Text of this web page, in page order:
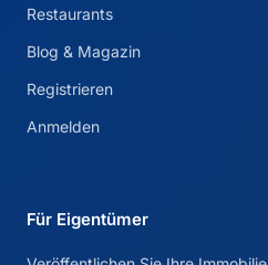
Restaurants
Blog & Magazin
Registrieren
Anmelden
Für Eigentümer